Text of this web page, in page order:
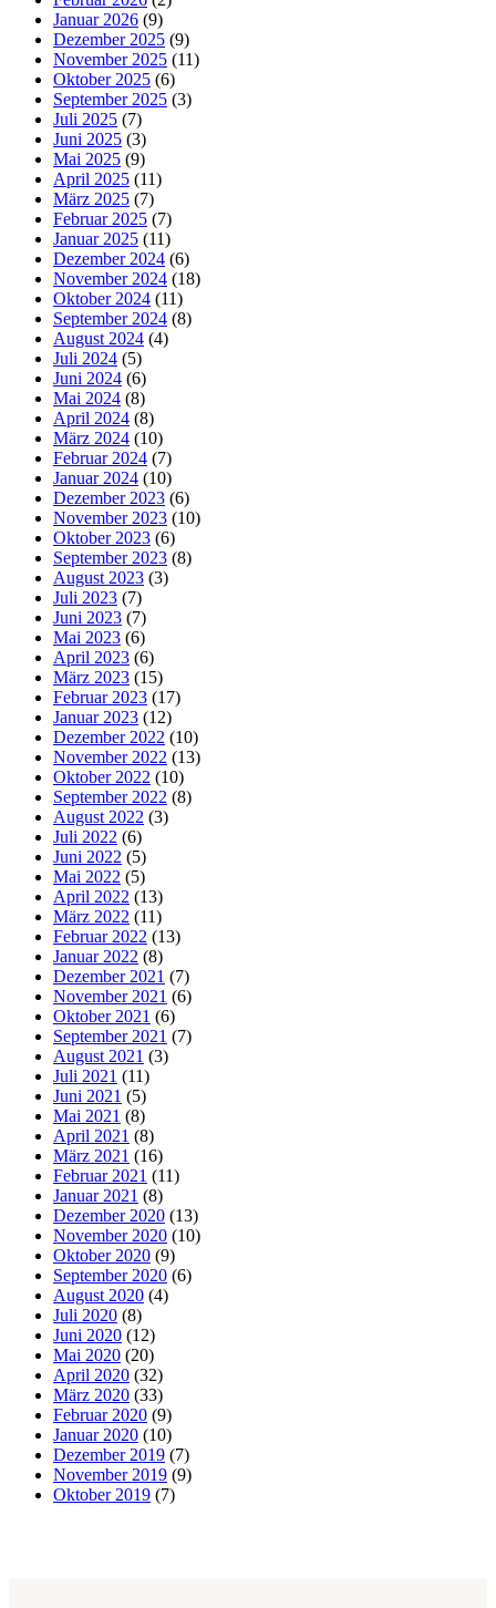
Januar 2026 (9)
Dezember 2025 (9)
November 2025 (11)
Oktober 2025 (6)
September 2025 (3)
Juli 2025 (7)
Juni 2025 (3)
Mai 2025 (9)
April 2025 (11)
März 2025 (7)
Februar 2025 (7)
Januar 2025 (11)
Dezember 2024 (6)
November 2024 (18)
Oktober 2024 (11)
September 2024 (8)
August 2024 (4)
Juli 2024 (5)
Juni 2024 (6)
Mai 2024 (8)
April 2024 (8)
März 2024 (10)
Februar 2024 (7)
Januar 2024 (10)
Dezember 2023 (6)
November 2023 (10)
Oktober 2023 (6)
September 2023 (8)
August 2023 (3)
Juli 2023 (7)
Juni 2023 (7)
Mai 2023 (6)
April 2023 (6)
März 2023 (15)
Februar 2023 (17)
Januar 2023 (12)
Dezember 2022 (10)
November 2022 (13)
Oktober 2022 (10)
September 2022 (8)
August 2022 (3)
Juli 2022 (6)
Juni 2022 (5)
Mai 2022 (5)
April 2022 (13)
März 2022 (11)
Februar 2022 (13)
Januar 2022 (8)
Dezember 2021 (7)
November 2021 (6)
Oktober 2021 (6)
September 2021 (7)
August 2021 (3)
Juli 2021 (11)
Juni 2021 (5)
Mai 2021 (8)
April 2021 (8)
März 2021 (16)
Februar 2021 (11)
Januar 2021 (8)
Dezember 2020 (13)
November 2020 (10)
Oktober 2020 (9)
September 2020 (6)
August 2020 (4)
Juli 2020 (8)
Juni 2020 (12)
Mai 2020 (20)
April 2020 (32)
März 2020 (33)
Februar 2020 (9)
Januar 2020 (10)
Dezember 2019 (7)
November 2019 (9)
Oktober 2019 (7)